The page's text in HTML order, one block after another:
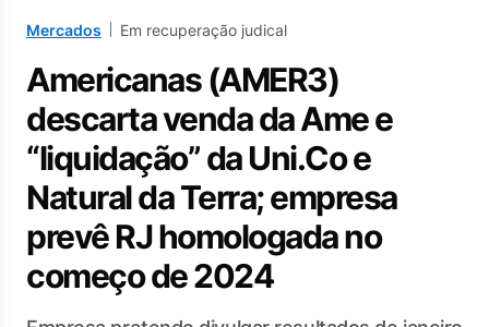
Mercados Em recuperação judical
Americanas (AMER3)
descarta venda da Ame e
“liquidação” da Uni.Co e
Natural da Terra; empresa
prevê RJ homologada no
começo de 2024